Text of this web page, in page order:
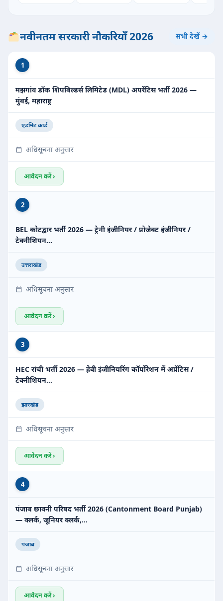
नवीनतम सरकारी नौकरियाँ 2026 सभी देखें →
1
मझगांव डॉक शिपबिल्डर्स लिमिटेड (MDL) अपरेंटिस भर्ती 2026 —
मुंबई, महाराष्ट्र
एडमिट कार्ड
अधिसूचना अनुसार
आवेदन करें ›
2
BEL कोटद्वार भर्ती 2026 — ट्रेनी इंजीनियर / प्रोजेक्ट इंजीनियर /
टेक्नीशियन…
उत्तराखंड
अधिसूचना अनुसार
आवेदन करें ›
3
HEC रांची भर्ती 2026 — हेवी इंजीनियरिंग कॉर्पोरेशन में अप्रेंटिस /
टेक्नीशियन…
झारखंड
अधिसूचना अनुसार
आवेदन करें ›
4
पंजाब छावनी परिषद भर्ती 2026 (Cantonment Board Punjab)
— क्लर्क, जूनियर क्लर्क,…
पंजाब
अधिसूचना अनुसार
आवेदन करें ›